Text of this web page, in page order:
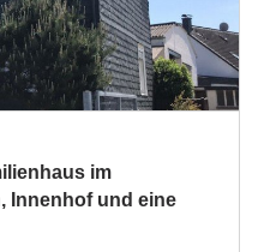
im
Innenhof und eine